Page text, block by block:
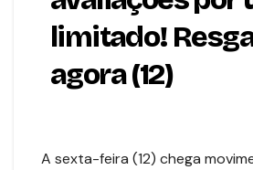
limitado!
agora (12)
A sexta-feira (12) chega